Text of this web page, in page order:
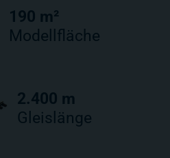
190 m²
Modellfläche
2.400 m
Gleislänge